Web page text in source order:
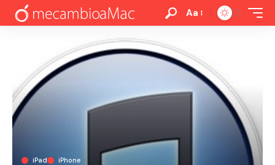
Aa
iPad iPhone